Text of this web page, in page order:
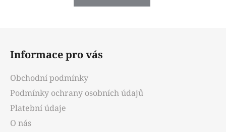
Informace pro vás
Obchodní podmínky
Podmínky ochrany osobních údajů
Platební údaje
O nás